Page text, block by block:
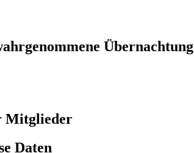
Übernachtung
Mitglieder
Daten